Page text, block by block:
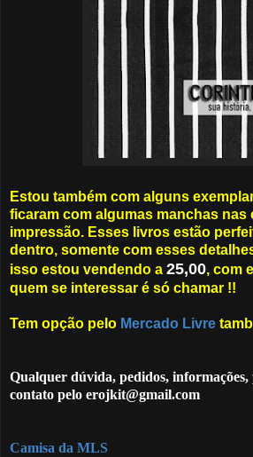
Estou também com alguns
ficaram com algumas manchas nas
impressão. Esses livros estão
dentro, somente com esses
isso estou vendendo a 25,00, com
quem se interessar é só chamar !!
Tem opção pelo Mercado Livre
Qualquer dúvida, pedidos,
contato pelo erojkit@gmail.com
Camisa da MLS